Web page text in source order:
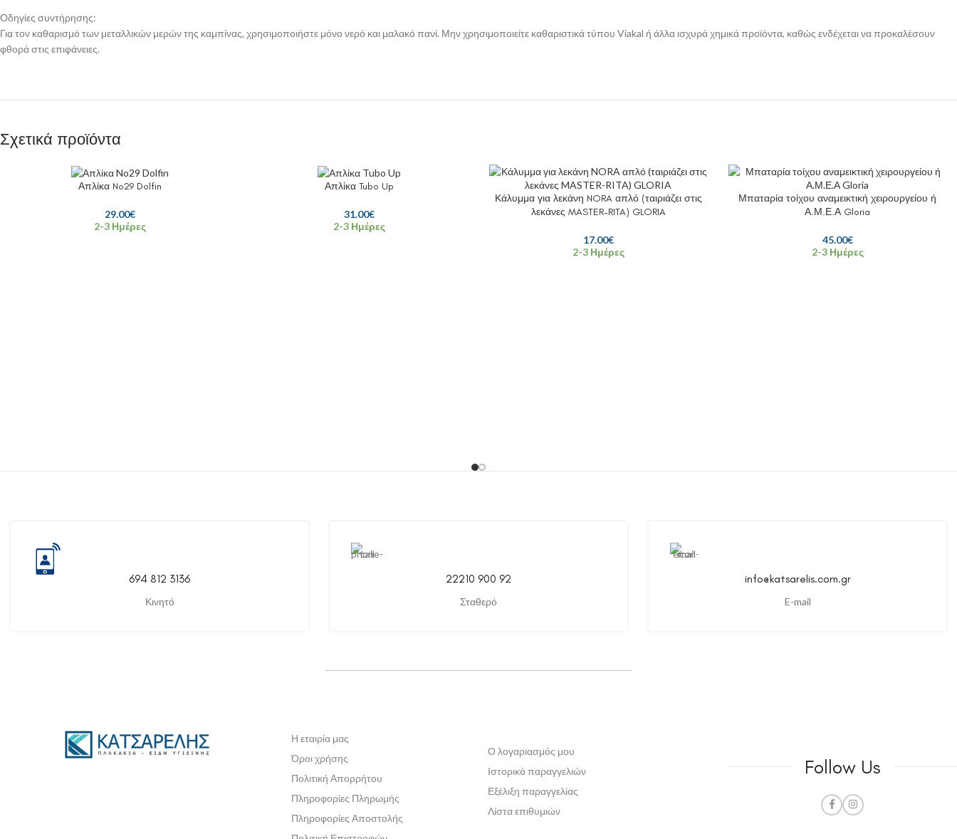
Οδηγίες συντήρησης:
Για τον καθαρισμό των μεταλλικών μερών της καμπίνας, χρησιμοποιήστε μόνο νερό και μαλακό πανί. Μην χρησιμοποιείτε καθαριστικά τύπου Viakal ή άλλα ισχυρά χημικά προϊόντα, καθώς ενδέχεται να προκαλέσουν
φθορά στις επιφάνειες.
Σχετικά προϊόντα
Απλίκα No29 Dolfin
29.00€
2-3 Ημέρες
Απλίκα Tubo Up
31.00€
2-3 Ημέρες
Κάλυμμα για λεκάνη NORA απλό (ταιριάζει στις
λεκάνες MASTER-RITA) GLORIA
17.00€
2-3 Ημέρες
Μπαταρία τοίχου αναμεικτική χειρουργείου ή
Α.Μ.Ε.Α Gloria
45.00€
2-3 Ημέρες
694 812 3136
Κινητό
22210 900 92
Σταθερό
info@katsarelis.com.gr
E-mail
Η εταιρία μας
Όροι χρήσης
Πολιτική Απορρήτου
Πληροφορίες Πληρωμής
Πληροφορίες Αποστολής
Ο λογαριασμός μου
Ιστορικό παραγγελιών
Εξέλιξη παραγγελίας
Λίστα επιθυμιών
Follow Us